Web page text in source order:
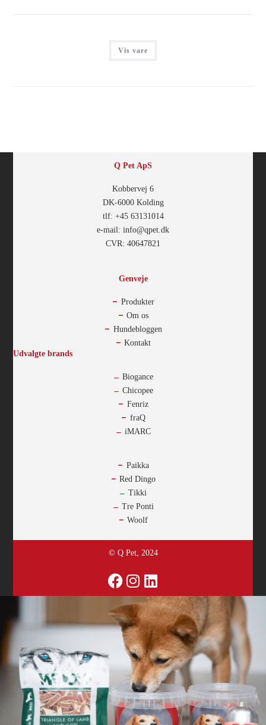
Vis vare
Q Pet ApS
Kobbervej 6
DK-6000 Kolding
tlf: +45 63131014
e-mail: info@qpet.dk
CVR: 40647821
Genveje
Produkter
Om os
Hundebloggen
Kontakt
Udvalgte brands
Biogance
Chicopee
Fenriz
fraQ
iMARC
Paikka
Red Dingo
Tikki
Tre Ponti
Woolf
© Q Pet, 2024